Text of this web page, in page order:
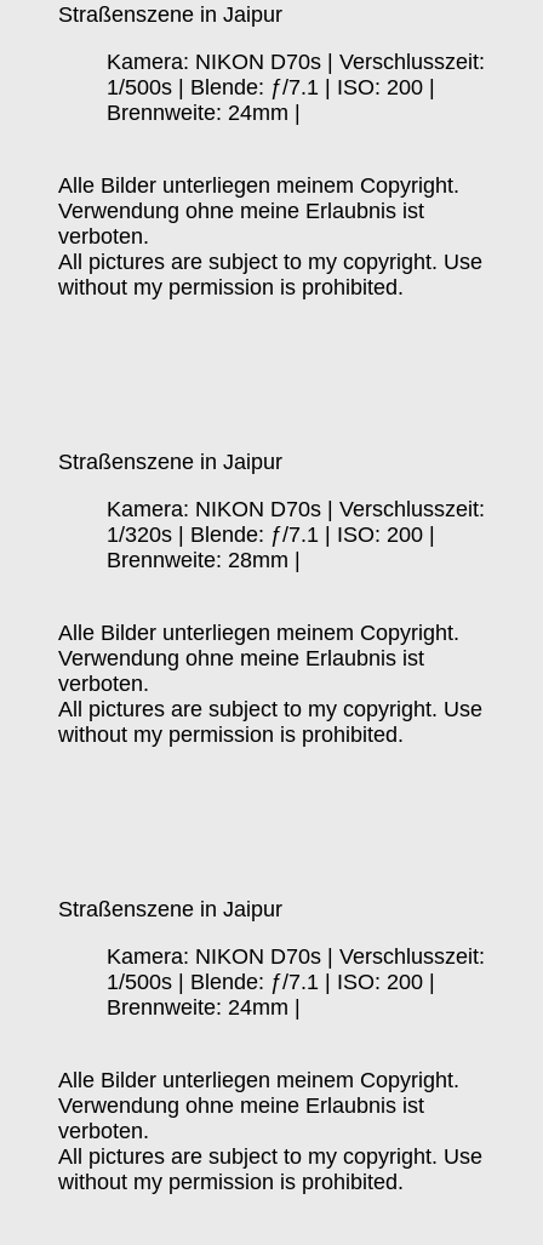
Straßenszene in Jaipur
Kamera: NIKON D70s | Verschlusszeit:
1/500s | Blende: ƒ/7.1 | ISO: 200 |
Brennweite: 24mm |
Alle Bilder unterliegen meinem Copyright.
Verwendung ohne meine Erlaubnis ist
verboten.
All pictures are subject to my copyright. Use
without my permission is prohibited.
Straßenszene in Jaipur
Kamera: NIKON D70s | Verschlusszeit:
1/320s | Blende: ƒ/7.1 | ISO: 200 |
Brennweite: 28mm |
Alle Bilder unterliegen meinem Copyright.
Verwendung ohne meine Erlaubnis ist
verboten.
All pictures are subject to my copyright. Use
without my permission is prohibited.
Straßenszene in Jaipur
Kamera: NIKON D70s | Verschlusszeit:
1/500s | Blende: ƒ/7.1 | ISO: 200 |
Brennweite: 24mm |
Alle Bilder unterliegen meinem Copyright.
Verwendung ohne meine Erlaubnis ist
verboten.
All pictures are subject to my copyright. Use
without my permission is prohibited.